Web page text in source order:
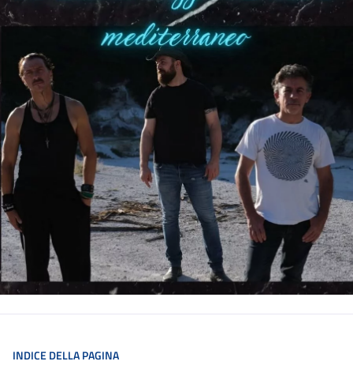
INDICE DELLA PAGINA